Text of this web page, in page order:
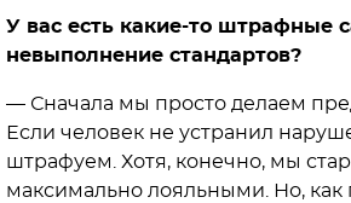
У вас есть какие-то штрафные
невыполнение стандартов?
— Сначала мы просто делаем
Если человек не устранил
штрафуем. Хотя, конечно, мы
максимально лояльными. Но, как